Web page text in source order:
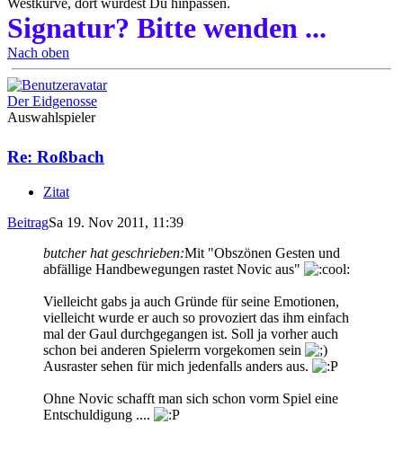
Westkurve, dort würdest Du hinpassen.
Signatur? Bitte wenden ...
Nach oben
Der Eidgenosse
Auswahlspieler
Re: Roßbach
Zitat
BeitragSa 19. Nov 2011, 11:39
butcher hat geschrieben:Mit "Obszönen Gesten und
abfällige Handbewegungen rastet Novic aus"
Vielleicht gabs ja auch Gründe für seine Emotionen,
vielleicht wurde er auch so provoziert das ihm einfach
mal der Gaul durchgegangen ist. Soll ja vorher auch
schon bei anderen Spielerrn vorgekomen sein
Ausraster sehen für mich jedenfalls anders aus.
Ohne Novic schafft man sich schon vorm Spiel eine
Entschuldigung ....